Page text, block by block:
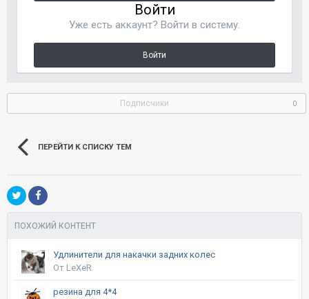
Войти
Уже есть аккаунт? Войти в систему.
Войти
Подписчики 0
ПЕРЕЙТИ К СПИСКУ ТЕМ
ПОХОЖИЙ КОНТЕНТ
Удлинители для накачки задних колес
От LeXeR
резина для 4*4